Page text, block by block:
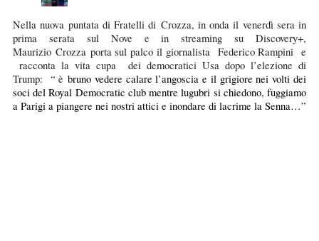
Nella nuova puntata di Fratelli di Crozza, in onda il venerdì sera in
prima serata sul Nove e in streaming su Discovery+,
Maurizio Crozza porta sul palco il giornalista Federico Rampini e
racconta la vita cupa dei democratici Usa dopo l’elezione di
Trump: “ è bruno vedere calare l’angoscia e il grigiore nei volti dei
soci del Royal Democratic club mentre lugubri si chiedono, fuggiamo
a Parigi a piangere nei nostri attici e inondare di lacrime la Senna…”